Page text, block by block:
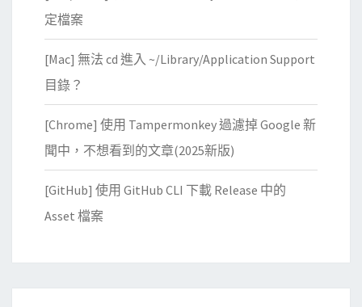
碟
是
正
常
定檔案
[Mac] 無法 cd 進入 ~/Library/Application Support
目錄？
[Chrome] 使用 Tampermonkey 過濾掉 Google 新
聞中，不想看到的文章(2025新版)
[GitHub] 使用 GitHub CLI 下載 Release 中的
Asset 檔案